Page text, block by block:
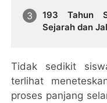
193 Tahun
Sejarah dan
Tidak sedikit
terlihat
proses panjang